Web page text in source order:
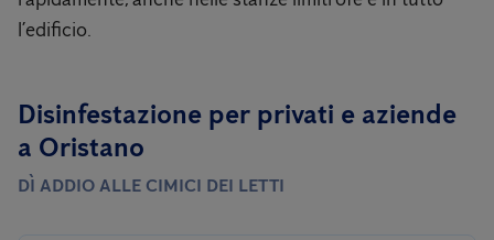
l’edificio.
Disinfestazione per privati ​​e aziende
a Oristano
DÌ ADDIO ALLE CIMICI DEI LETTI